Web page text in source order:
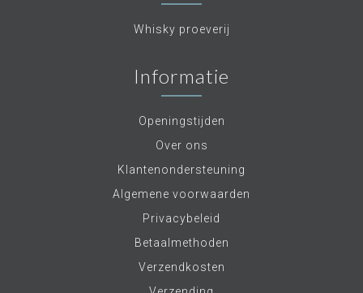
Whisky proeverij
Informatie
Openingstijden
Over ons
Klantenondersteuning
Algemene voorwaarden
Privacybeleid
Betaalmethoden
Verzendkosten